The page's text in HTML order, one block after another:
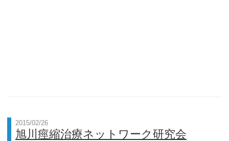
2015/02/26
旭川痙縮治療ネットワーク研究会